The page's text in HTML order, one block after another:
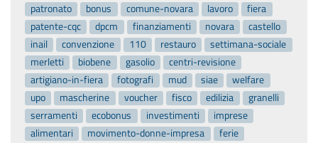
patronato
bonus comune-novara lavoro
fiera
patente-cqc
dpcm finanziamenti novara
castello
inail
convenzione 110 restauro
settimana-sociale
merletti
biobene gasolio
centri-revisione
artigiano-in-fiera
fotografi mud siae
welfare
upo
mascherine voucher fisco edilizia
granelli
serramenti
ecobonus investimenti
imprese
alimentari
movimento-donne-impresa
ferie